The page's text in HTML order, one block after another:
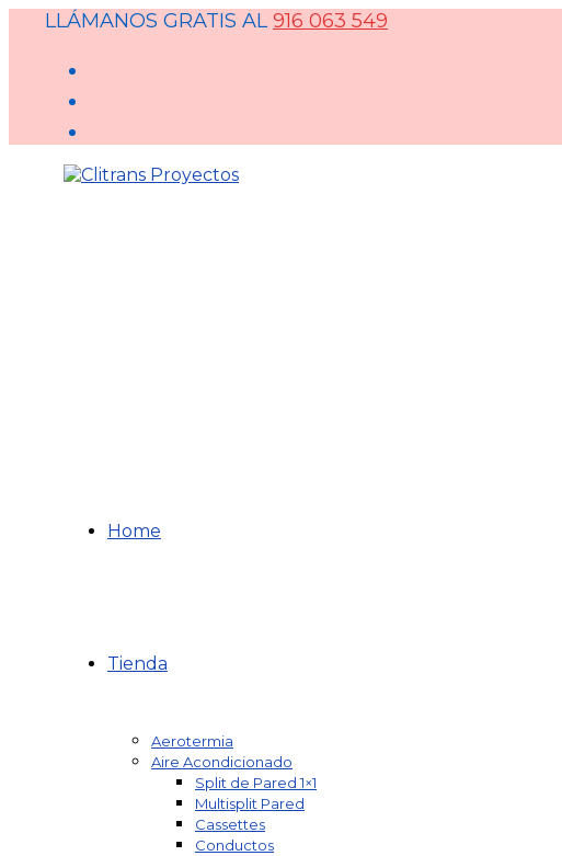
LLÁMANOS GRATIS AL916 063 549
Home
Tienda
Aerotermia
Aire Acondicionado
Split de Pared 1×1
Multisplit Pared
Cassettes
Conductos